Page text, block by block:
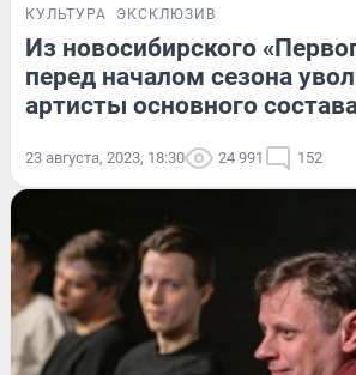
КУЛЬТУРА ЭКСКЛЮЗИВ
Из новосибирского
перед началом сезона
артисты основного
23 августа, 2023, 18:30 24 991 152